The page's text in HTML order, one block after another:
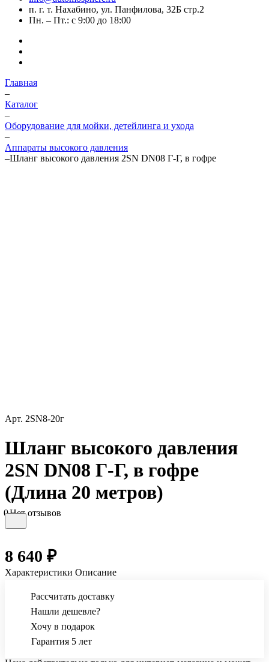
п. г. т. Нахабино, ул. Панфилова, 32Б стр.2
Пн. – Пт.: с 9:00 до 18:00
Главная
–
Каталог
–
Оборудование для мойки, детейлинга и ухода
–
Аппараты высокого давления
–Шланг высокого давления 2SN DN08 Г-Г, в гофре
Арт. 2SN8-20г
Шланг высокого давления
2SN DN08 Г-Г, в гофре
(Длина 20 метров)
0Нет отзывов
8 640 ₽
Характеристики Описание
Рассчитать доставку
Нашли дешевле?
Хочу в подарок
Гарантия 5 лет